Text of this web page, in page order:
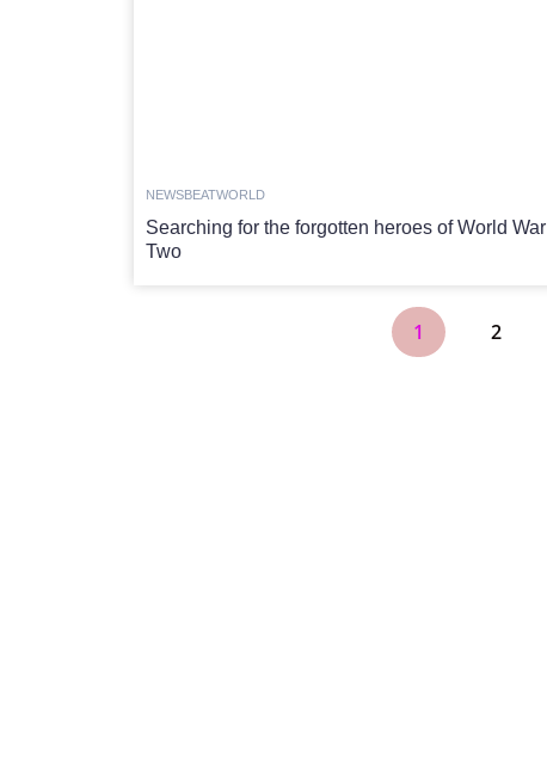
NEWSBEATWORLD
Searching for the forgotten heroes of World War
Two
1 2